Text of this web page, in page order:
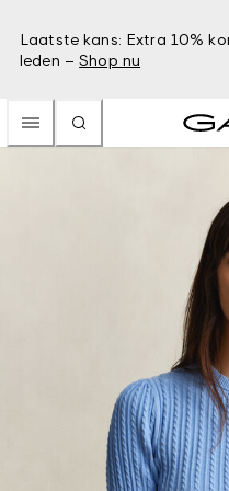
Laatste kans: Extra 10%
leden – Shop nu